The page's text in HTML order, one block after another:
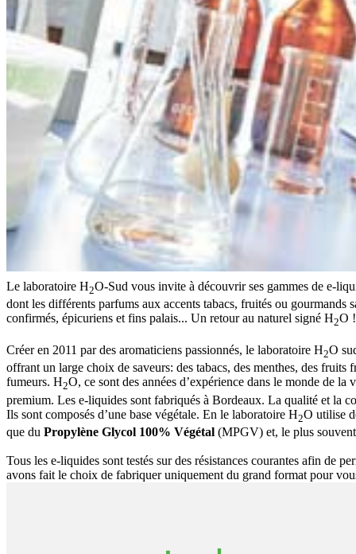
Le laboratoire H2O-Sud vous invite à découvrir ses gammes de e-
dont les différents parfums aux accents tabacs, fruités ou gourmands
confirmés, épicuriens et fins palais... Un retour au naturel signé H2O !
Créer en 2011 par des aromaticiens passionnés, le laboratoire H2O
offrant un large choix de saveurs: des tabacs, des menthes, des
fumeurs. H2O, ce sont des années d’expérience dans le monde de
premium. Les e-liquides sont fabriqués à Bordeaux. La qualité et la
Ils sont composés d’une base végétale. En le laboratoire H2O utilise
que du Propylène Glycol 100% Végétal (MPGV) et, le plus
Tous les e-liquides sont testés sur des résistances courantes afin de
avons fait le choix de fabriquer uniquement du grand format pour